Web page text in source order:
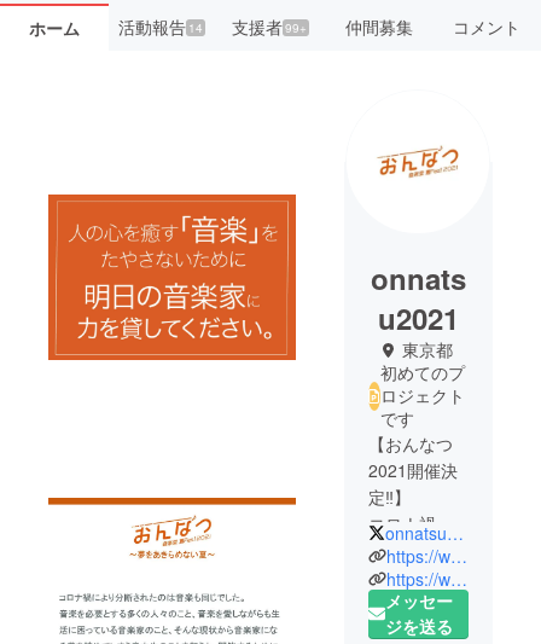
ホーム 活動報告14 支援者99+ 仲間募集 コメント
onnats
u2021
東京都
初めてのプ
ロジェクト
です
【おんなつ
2021開催決
定‼️】
コロナ禍の
2020年夏
ヴェロー
ナ、バイロ
イト、Fuji
onnatsu2021
https://www.facebook.com/onnatsu2021
https://www.instagram.com/onnatsu2021/
メッセー
ジを送る